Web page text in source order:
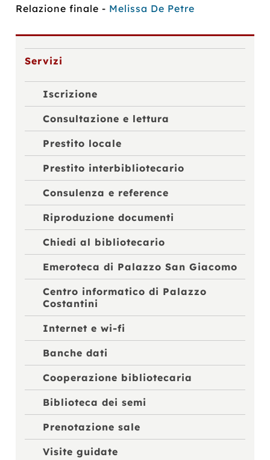
Relazione finale - Melissa De Petre
Servizi
Iscrizione
Consultazione e lettura
Prestito locale
Prestito interbibliotecario
Consulenza e reference
Riproduzione documenti
Chiedi al bibliotecario
Emeroteca di Palazzo San Giacomo
Centro informatico di Palazzo
Costantini
Internet e wi-fi
Banche dati
Cooperazione bibliotecaria
Biblioteca dei semi
Prenotazione sale
Visite guidate